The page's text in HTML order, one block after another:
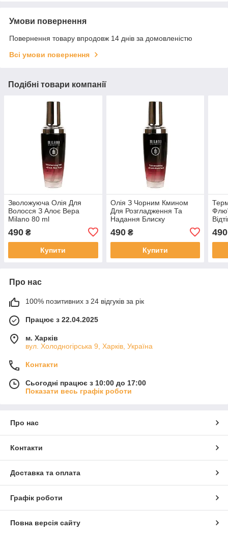
Умови повернення
Повернення товару впродовж 14 днів за домовленістю
Всі умови повернення
Подібні товари компанії
Зволожуюча Олія Для
Волосся З Алоє Вера
Milano 80 ml
490 ₴
Купити
Олія З Чорним Кмином
Для Розгладження Та
Надання Блиску
Неслухняному Волоссю
Всіх Типів Milano 80 ml
490₴
Купити
490
Про нас
100% позитивних з 24 відгуків за рік
Працює з 22.04.2025
м. Харків
вул. Холодногірська 9, Харків, Україна
Контакти
Сьогодні працює з 10:00 до 17:00
Показати весь графік роботи
Про нас
Контакти
Доставка та оплата
Графік роботи
Повна версія сайту